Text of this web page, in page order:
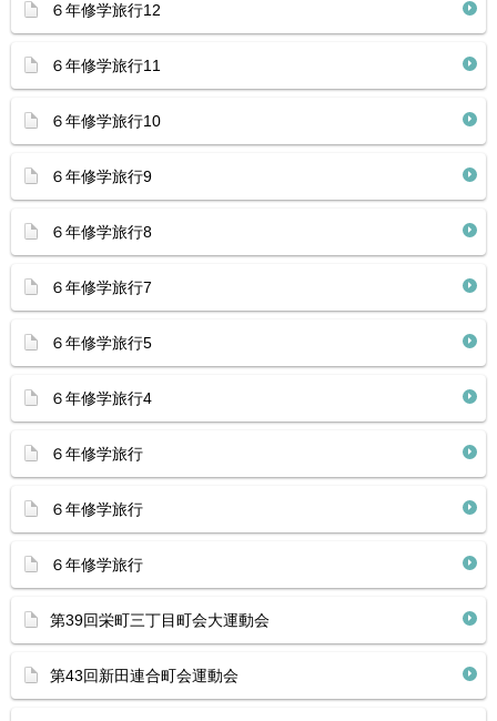
６年修学旅行12
６年修学旅行11
６年修学旅行10
６年修学旅行9
６年修学旅行8
６年修学旅行7
６年修学旅行5
６年修学旅行4
６年修学旅行
６年修学旅行
６年修学旅行
第39回栄町三丁目町会大運動会
第43回新田連合町会運動会